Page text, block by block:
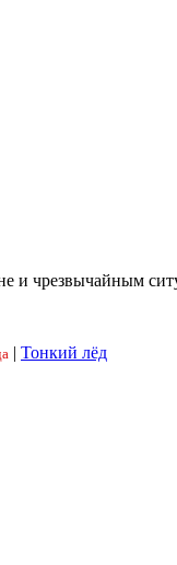
и чрезвычайным
| Тонкий лёд